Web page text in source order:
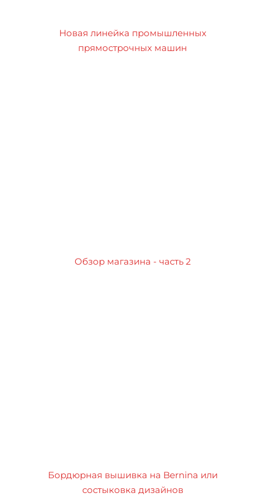
Новая линейка промышленных
прямострочных машин
Обзор магазина - часть 2
Бордюрная вышивка на Bernina или
состыковка дизайнов